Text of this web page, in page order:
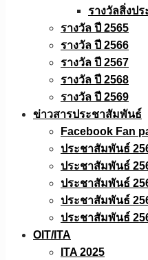
รางวัลสิ่งป
รางวัล ปี 2565
รางวัล ปี 2566
รางวัล ปี 2567
รางวัล ปี 2568
รางวัล ปี 2569
ข่าวสารประชาสัมพันธ์
Facebook Fan
ประชาสัมพันธ์
ประชาสัมพันธ์
ประชาสัมพันธ์
ประชาสัมพันธ์
ประชาสัมพันธ์
OIT/ITA
ITA 2025